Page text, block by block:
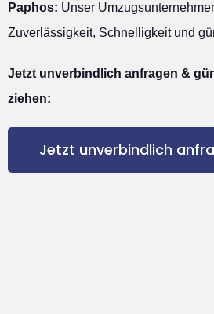
Paphos: Unser
Zuverlässigkeit, Schnelligkeit und
Jetzt unverbindlich anfragen &
ziehen:
Jetzt unverbindlich